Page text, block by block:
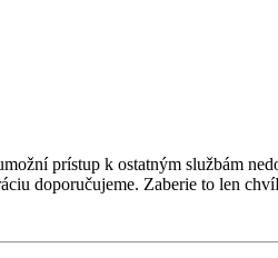
prístup k ostatným službám
doporučujeme. Zaberie to len